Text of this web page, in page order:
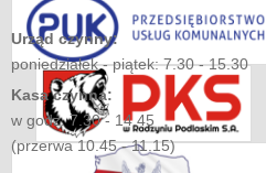
Urząd czynny:
poniedziałek - piątek: 7.30 - 15.30
Kasa czynna:
w godz. 7.30 - 14.45
(przerwa 10.45 - 11.15)